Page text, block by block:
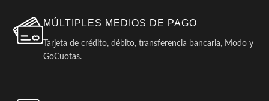
MÚLTIPLES MEDIOS DE PAGO
Tarjeta de crédito, débito, transferencia bancaria, Modo y
GoCuotas.